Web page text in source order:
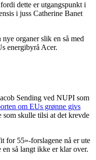
dette er utgangspunkt i
i juss Catherine Banet
organer slik en så med
energibyrå Acer.
Sending ved NUPI som
om EUs grønne givs
som skulle tilsi at det krevde
for 55»-forslagene nå er ute
så langt ikke er klar over.